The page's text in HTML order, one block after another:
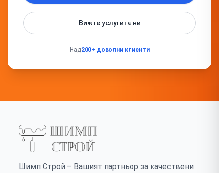
Вижте услугите ни
Над200+ доволни клиенти
Шимп Строй – Вашият партньор за качествени